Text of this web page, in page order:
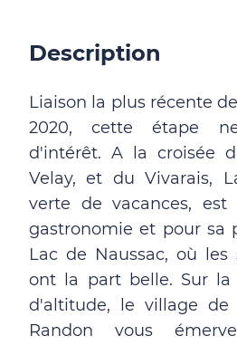
Description
Liaison la plus récente
2020, cette étape
d'intérêt. A la croisée
Velay, et du Vivarais,
verte de vacances, est
gastronomie et pour sa
Lac de Naussac, où les
ont la part belle. Sur la
d'altitude, le village de
Randon vous